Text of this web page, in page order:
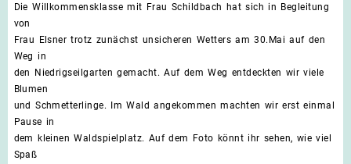
Die Willkommensklasse mit Frau Schildbach hat sich in Begleitung
von
Frau Elsner trotz zunächst unsicheren Wetters am 30.Mai auf den
Weg in
den Niedrigseilgarten gemacht. Auf dem Weg entdeckten wir viele
Blumen
und Schmetterlinge. Im Wald angekommen machten wir erst einmal
Pause in
dem kleinen Waldspielplatz. Auf dem Foto könnt ihr sehen, wie viel
Spaß